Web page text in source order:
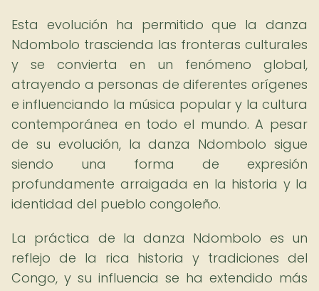
Esta evolución ha permitido que la danza
Ndombolo trascienda las fronteras culturales
y se convierta en un fenómeno global,
atrayendo a personas de diferentes orígenes
e influenciando la música popular y la cultura
contemporánea en todo el mundo. A pesar
de su evolución, la danza Ndombolo sigue
siendo una forma de expresión
profundamente arraigada en la historia y la
identidad del pueblo congoleño.
La práctica de la danza Ndombolo es un
reflejo de la rica historia y tradiciones del
Congo, y su influencia se ha extendido más